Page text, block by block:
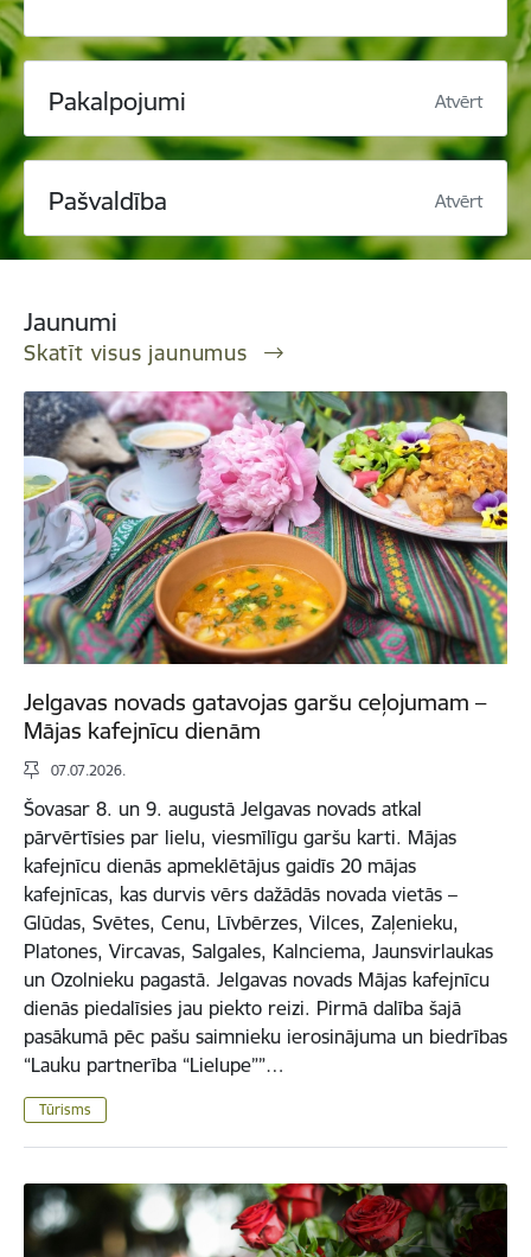
Pakalpojumi Atvērt
Pašvaldība Atvērt
Jaunumi
Skatīt visus jaunumus
Jelgavas novads gatavojas garšu ceļojumam –
Mājas kafejnīcu dienām
07.07.2026.
Šovasar 8. un 9. augustā Jelgavas novads atkal
pārvērtīsies par lielu, viesmīlīgu garšu karti. Mājas
kafejnīcu dienās apmeklētājus gaidīs 20 mājas
kafejnīcas, kas durvis vērs dažādās novada vietās –
Glūdas, Svētes, Cenu, Līvbērzes, Vilces, Zaļenieku,
Platones, Vircavas, Salgales, Kalnciema, Jaunsvirlaukas
un Ozolnieku pagastā. Jelgavas novads Mājas kafejnīcu
dienās piedalīsies jau piekto reizi. Pirmā dalība šajā
pasākumā pēc pašu saimnieku ierosinājuma un biedrības
“Lauku partnerība “Lielupe””…
Tūrisms